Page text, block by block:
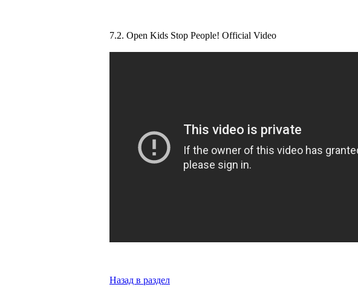
7.2. Open Kids Stop People! Official Video
Назад в раздел